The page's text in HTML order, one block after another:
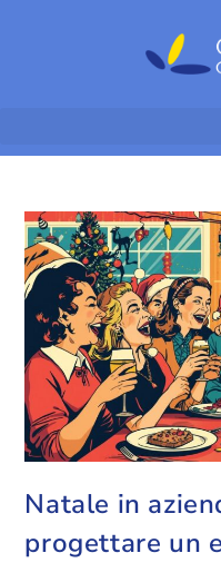
Natale in
progettare un